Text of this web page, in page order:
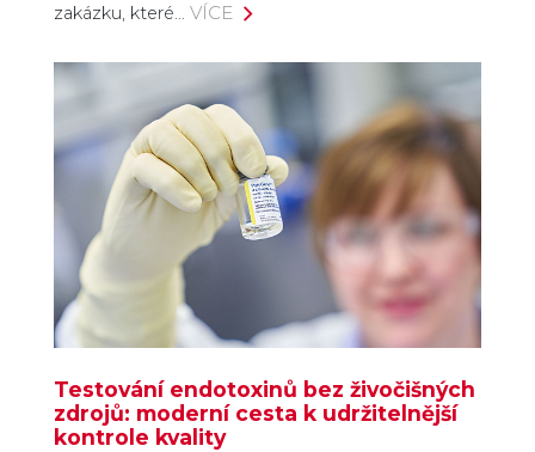
zakázku, které… VÍCE
Testování endotoxinů bez živočišných
zdrojů: moderní cesta k udržitelnější
kontrole kvality